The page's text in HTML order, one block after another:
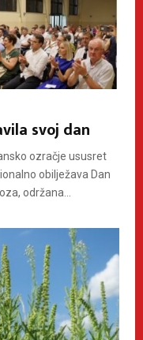
svoj dan
ozračje ususret
obilježava Dan
održana...